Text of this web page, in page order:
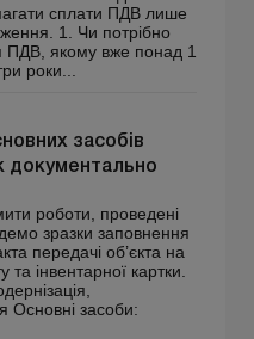
сплати ПДВ лише
1. Чи потрібно
ПДВ, якому вже понад 1
роки...
засобів
документально
роботи, проведені
зразки заповнення
передачі об’єкта на
інвентарної картки.
Основні засоби: